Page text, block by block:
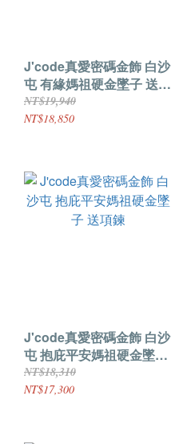
J'code真愛密碼金飾 白沙
屯 有緣媽祖硬金墜子 送項
鍊
NT$19,940
NT$18,850
J'code真愛密碼金飾 白沙
屯 抱庇平安媽祖硬金墜子
送項鍊
NT$18,310
NT$17,300